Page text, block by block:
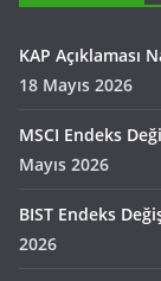
KAP Açıklaması
18 Mayıs 2026
MSCI Endeks
Mayıs 2026
BIST Endeks
2026